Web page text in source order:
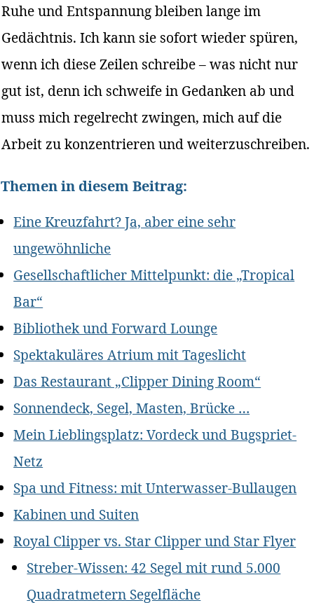
Ruhe und Entspannung bleiben lange im
Gedächtnis. Ich kann sie sofort wieder spüren,
wenn ich diese Zeilen schreibe – was nicht nur
gut ist, denn ich schweife in Gedanken ab und
muss mich regelrecht zwingen, mich auf die
Arbeit zu konzentrieren und weiterzuschreiben.
Themen in diesem Beitrag:
Eine Kreuzfahrt? Ja, aber eine sehr
ungewöhnliche
Gesellschaftlicher Mittelpunkt: die „Tropical
Bar“
Bibliothek und Forward Lounge
Spektakuläres Atrium mit Tageslicht
Das Restaurant „Clipper Dining Room“
Sonnendeck, Segel, Masten, Brücke …
Mein Lieblingsplatz: Vordeck und Bugspriet-
Netz
Spa und Fitness: mit Unterwasser-Bullaugen
Kabinen und Suiten
Royal Clipper vs. Star Clipper und Star Flyer
Streber-Wissen: 42 Segel mit rund 5.000
Quadratmetern Segelfläche